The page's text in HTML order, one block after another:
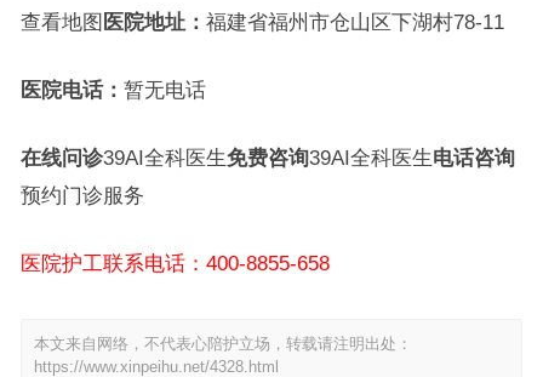
查看地图 医院地址： 福建省福州市仓山区下湖村78-11
医院电话： 暂无电话
在线问诊39AI全科医生免费咨询39AI全科医生电话咨询
预约门诊服务
医院护工联系电话：400-8855-658
本文来自网络，不代表心陪护立场，转载请注明出处：
https://www.xinpeihu.net/4328.html